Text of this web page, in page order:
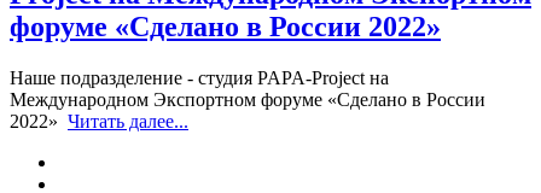
форуме «Сделано в России 2022»
Наше подразделение - студия PAPA-Project на
Международном Экспортном форуме «Сделано в России
2022» Читать далее...